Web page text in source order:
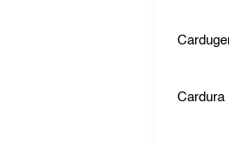
Cardura